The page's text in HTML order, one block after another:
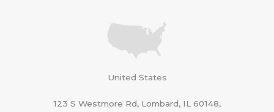
United States
123 S Westmore Rd, Lombard, IL 60148,